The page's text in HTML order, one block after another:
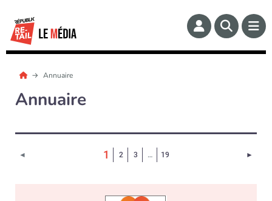
Annuaire
Annuaire
◄ 1 (Page courante)
2 3 … 19 ►